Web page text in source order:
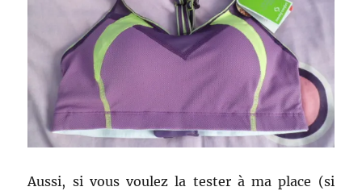
Aussi, si vous voulez la tester à ma place (si